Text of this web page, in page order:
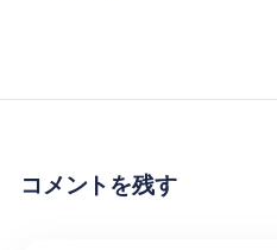
コメントを残す